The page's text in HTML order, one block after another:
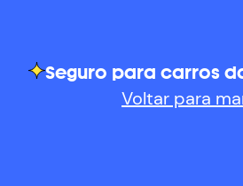
Seguro para carros
Voltar para